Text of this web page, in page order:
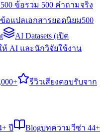
ข้อรวม 500 คำถามจริง
ข้อแปลเอกสารยอดนิยม500
AI Datasets (เปิด
ห้ AI และนักวิจัยใช้งาน
รีวิวเสียงตอบรับจาก
ปี Blogบทความวีซ่า 44+